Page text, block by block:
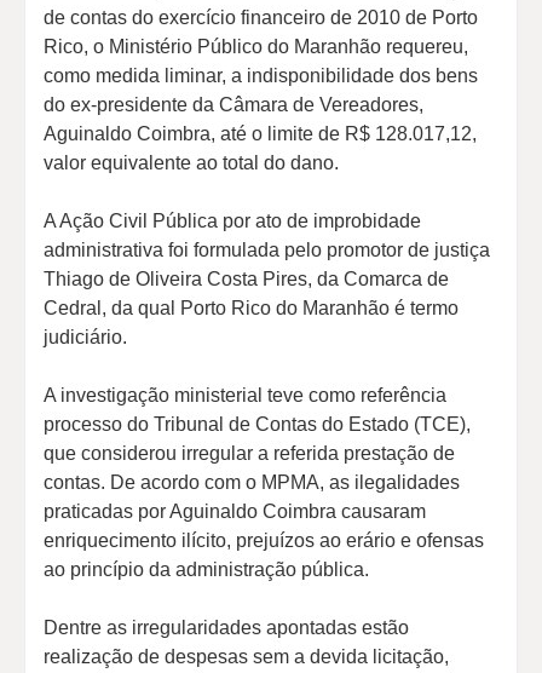
de contas do exercício financeiro de 2010 de Porto
Rico, o Ministério Público do Maranhão requereu,
como medida liminar, a indisponibilidade dos bens
do ex-presidente da Câmara de Vereadores,
Aguinaldo Coimbra, até o limite de R$ 128.017,12,
valor equivalente ao total do dano.
A Ação Civil Pública por ato de improbidade
administrativa foi formulada pelo promotor de justiça
Thiago de Oliveira Costa Pires, da Comarca de
Cedral, da qual Porto Rico do Maranhão é termo
judiciário.
A investigação ministerial teve como referência
processo do Tribunal de Contas do Estado (TCE),
que considerou irregular a referida prestação de
contas. De acordo com o MPMA, as ilegalidades
praticadas por Aguinaldo Coimbra causaram
enriquecimento ilícito, prejuízos ao erário e ofensas
ao princípio da administração pública.
Dentre as irregularidades apontadas estão
realização de despesas sem a devida licitação,